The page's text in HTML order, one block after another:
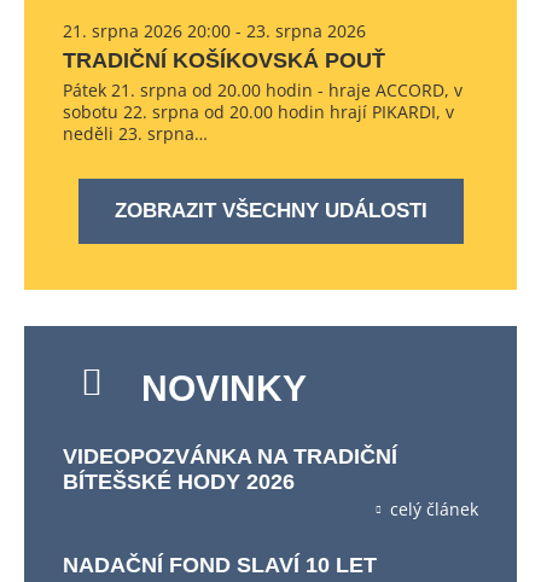
21. srpna 2026 20:00 - 23. srpna 2026
TRADIČNÍ KOŠÍKOVSKÁ POUŤ
Pátek 21. srpna od 20.00 hodin - hraje ACCORD, v
sobotu 22. srpna od 20.00 hodin hrají PIKARDI, v
neděli 23. srpna…
ZOBRAZIT VŠECHNY UDÁLOSTI
NOVINKY
VIDEOPOZVÁNKA NA TRADIČNÍ
BÍTEŠSKÉ HODY 2026
celý článek
NADAČNÍ FOND SLAVÍ 10 LET